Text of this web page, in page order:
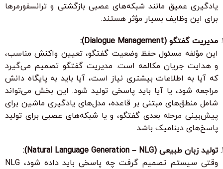
یادگیری عمیق مانند شبکه‌های عصبی بازگشتی و ترانسفورمرها
برای این وظایف بسیار مؤثر هستند.
مدیریت گفتگو (Dialogue Management):
این مؤلفه مسئول حفظ وضعیت گفتگو، تعیین واکنش مناسب،
و هدایت جریان مکالمه است. مدیریت گفتگو تصمیم می‌گیرد
که آیا به اطلاعات بیشتری نیاز است، آیا باید به پایگاه دانش
مراجعه شود، یا آیا باید پاسخی تولید شود. این بخش می‌تواند
شامل منطق‌های مبتنی بر قاعده، مدل‌های یادگیری ماشین برای
پیش‌بینی مرحله بعدی گفتگو، و یا شبکه‌های عصبی برای تولید
پاسخ‌های دینامیک باشد.
تولید زبان طبیعی (Natural Language Generation – NLG):
وقتی سیستم تصمیم گرفت چه پاسخی باید داده شود، NLG